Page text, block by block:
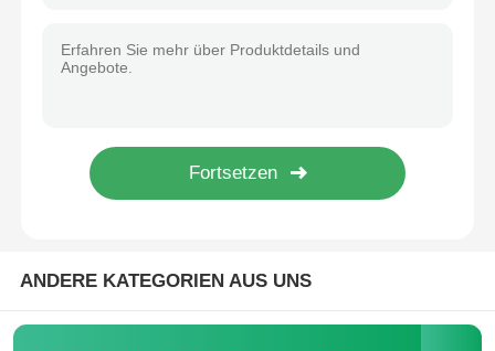
ANDERE KATEGORIEN AUS UNS